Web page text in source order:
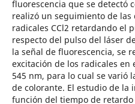
fluorescencia que se detectó
realizó un seguimiento de las
radicales CCl2 retardando el
respecto del pulso del láser
la señal de fluorescencia, se
excitación de los radicales
545 nm, para lo cual se varió
de colorante. El estudio de la
función del tiempo de